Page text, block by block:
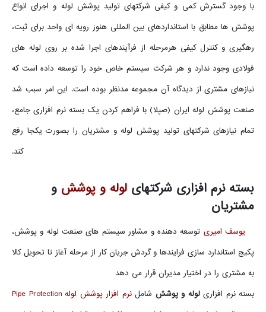
با وجود گسترش کمی و کیفی شرکتهای تولید پوشش لوله و اجرای انواع
پوشش ها مطابق با استانداردهای بین المللی هنوز رویه ای واحد برای ثبت،
رهگیری و کنترل کیفی هرمرحله از فرآیندهای اجرا شده بر روی لوله های
فولادی وجود ندارد و هر شرکت سیستم خاص خود را توسعه داده است که
نیازهای مشتری از دیدگاه آن مجموعه مدنظر بوده است. این امر سبب شد
صنعت پوشش لوله ایران (صپلا) با فراهم کردن یک بسته نرم افزاری جامع،
تمام نیازهای شرکتهای تولید پوشش لوله و مشتریان را بصورت یکجا رفع
کند.
بسته نرم افزاری شرکتهای لوله و پوشش و
مشتریان
یوسف امیری توسعه دهنده و مشاور سیستم های صنعت لوله و پوشش،
پکیج استاندارد سازی فرایندها و گردش جریان کار از مرحله آغاز تا تحویل کالا
به مشتری را در اختیار مدیران قرار می دهد
بسته نرم افزاریلوله و پوشش شاملنرم افزار پوشش لوله Pipe Protection